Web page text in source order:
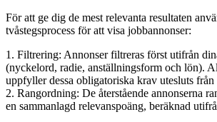
För att ge dig de mest relevanta resultaten
tvåstegsprocess för att visa jobbannonser:
1. Filtrering: Annonser filtreras först utifrån
(nyckelord, radie, anställningsform och lön).
uppfyller dessa obligatoriska krav utesluts från
2. Rangordning: De återstående annonserna
en sammanlagd relevanspoäng, beräknad